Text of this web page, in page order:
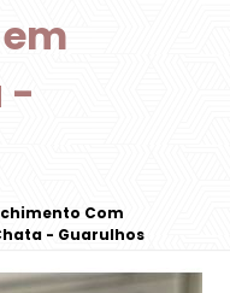
-
Com
- Guarulhos